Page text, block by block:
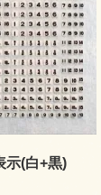
示(白+黒)